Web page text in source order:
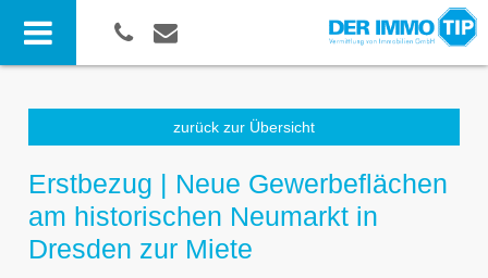
zurück zur Übersicht
Erstbezug | Neue Gewerbeflächen
am historischen Neumarkt in
Dresden zur Miete